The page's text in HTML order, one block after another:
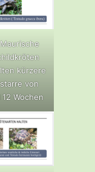
kürzere
von
12 Wochen